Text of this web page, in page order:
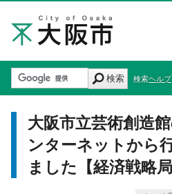
検索 検索ヘルプ
大阪市立芸術創造
ンターネットから
ました【経済戦略局